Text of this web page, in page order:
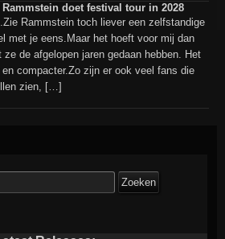
Rammstein doet festival tour in 2028
Rammstein toch liever een zelfstandige
met je eens.Maar het hoeft voor mij dan
de afgelopen jaren gedaan hebben. Het
compacter.Zo zijn er ook veel fans die
zien, […]